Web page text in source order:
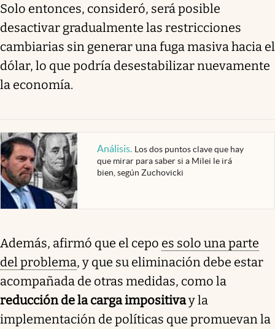
Solo entonces, consideró, será posible
desactivar gradualmente las restricciones
cambiarias sin generar una fuga masiva hacia el
dólar, lo que podría desestabilizar nuevamente
la economía.
Análisis. Los dos puntos clave que hay
que mirar para saber si a Milei le irá
bien, según Zuchovicki
Además, afirmó que el cepo es solo una parte
del problema, y que su eliminación debe estar
acompañada de otras medidas, como la
reducción de la carga impositivay la
implementación de políticas que promuevan la